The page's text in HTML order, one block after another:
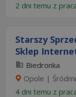
2 dni temu z
Starszy
Sklep
Biedronka
Opole |
4 dni temu z